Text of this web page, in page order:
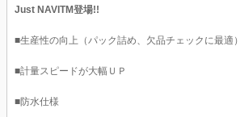
Just NAVITM登場!!
■生産性の向上（パック詰め、欠品チェックに最適）
■計量スピードが大幅ＵＰ
■防水仕様